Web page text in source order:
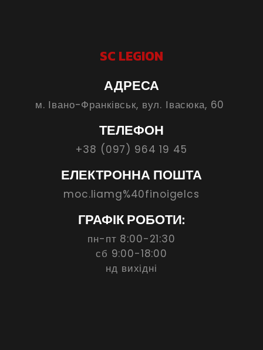
SC LEGION
АДРЕСА
м. Івано-Франківськ, вул. Івасюка, 60
ТЕЛЕФОН
+38 (097) 964 19 45
ЕЛЕКТРОННА ПОШТА
moc.liamg%40finoigelcs
ГРАФІК РОБОТИ:
пн-пт 8:00-21:30
сб 9:00-18:00
нд вихідні